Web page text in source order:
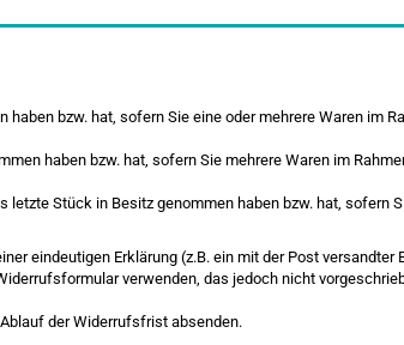
bzw. hat, sofern Sie eine oder mehrere Waren im
haben bzw. hat, sofern Sie mehrere Waren im
letzte Stück in Besitz genommen haben bzw. hat, sofern
eindeutigen Erklärung (z.B. ein mit der Post versandter
verwenden, das jedoch nicht
der Widerrufsfrist absenden.